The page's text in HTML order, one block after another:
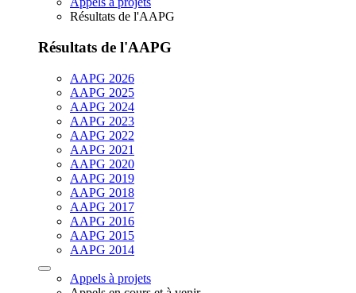
Résultats de l'AAPG
Résultats de l'AAPG
AAPG 2026
AAPG 2025
AAPG 2024
AAPG 2023
AAPG 2022
AAPG 2021
AAPG 2020
AAPG 2019
AAPG 2018
AAPG 2017
AAPG 2016
AAPG 2015
AAPG 2014
Appels à projets